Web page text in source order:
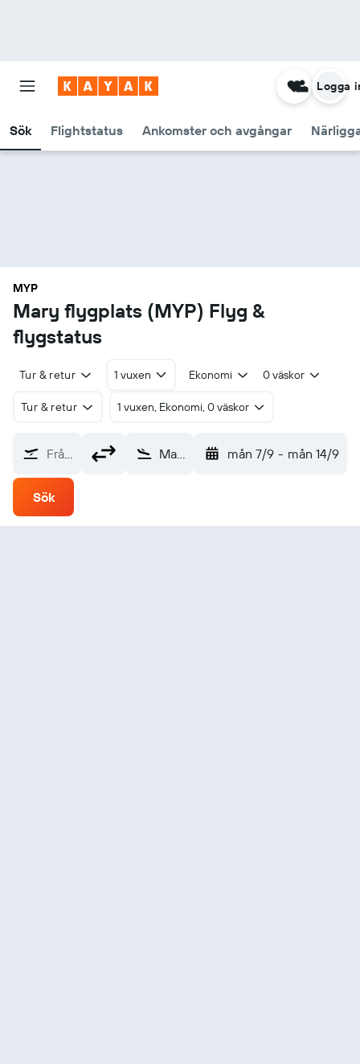
Sök Flightstatus Ankomster och avgångar
Logga
MYP
Mary flygplats (MYP) Flyg &
flygstatus
Tur & retur 1 vuxen Ekonomi 0 väskor
Tur & retur 1 vuxen, Ekonomi, 0 väskor
Från? Mary (MYP) mån 7/9 - mån 14/9
Sök